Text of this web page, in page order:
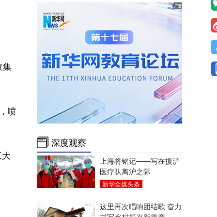
集
喷
深度观察
上海将铭记——写在援沪
医疗队离沪之际
新华全媒头条
这里再次唱响团结歌 奋力